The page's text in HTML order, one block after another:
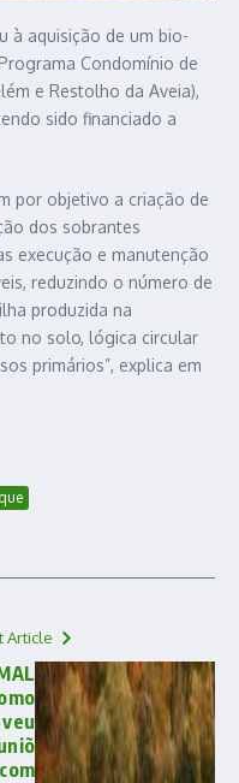
à aquisição de um bio-
Condomínio de
e Restolho da Aveia),
sido financiado a
por objetivo a criação de
dos sobrantes
execução e manutenção
reduzindo o número de
produzida na
no solo, lógica circular
primários”, explica em
Article
veu